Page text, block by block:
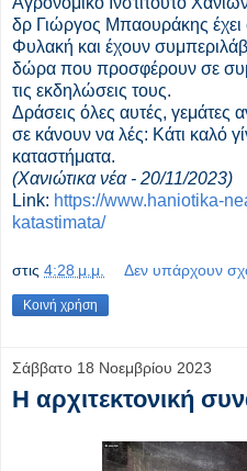
δρ Γιώργος Μπαουράκης έχει
Φυλακή και έχουν
δώρα που προσφέρουν σε
τις εκδηλώσεις τους.
Δράσεις όλες αυτές, γεμάτες
σε κάνουν να λές: Κάτι καλό
καταστήματα.
(Χανιώτικα νέα - 20/11/2023)
Link: https://www.haniotika-
katastimata/
στις 4:28 μ.μ. Δεν υπάρχουν
Κοινή χρήση
Σάββατο 18 Νοεμβρίου 2023
Η αρχιτεκτονική